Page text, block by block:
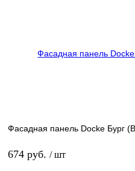
Фасадная панель Docke Бург
674 руб. / шт